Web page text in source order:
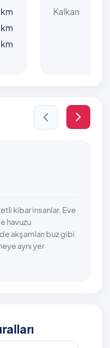
km
Kalkan
kibar insanlar. Eve
havuzu
akşamları buz gibi
aynı yer